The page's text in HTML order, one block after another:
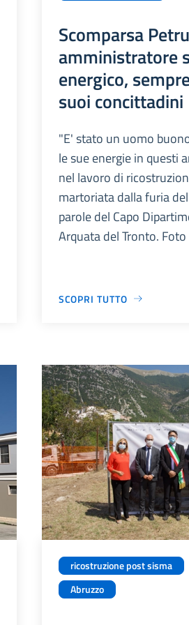
Scomparsa
amministratore
energico,
suoi concittadini
"E' stato un uomo
le sue energie in questi
nel lavoro di
martoriata dalla furia
parole del Capo
Arquata del Tronto.
SCOPRI TUTTO
ricostruzione post sisma
Abruzzo